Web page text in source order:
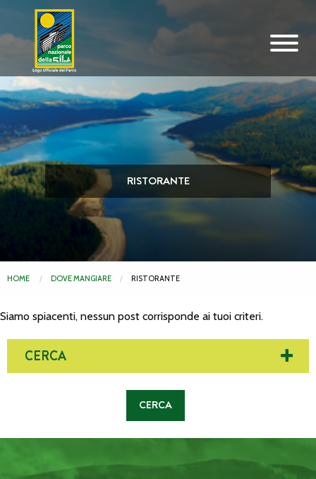
Vai al contenuto principale
RISTORANTE
HOME DOVE MANGIARE RISTORANTE
Siamo spiacenti, nessun post corrisponde ai tuoi criteri.
CERCA